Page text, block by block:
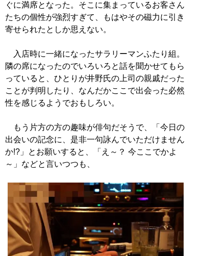
ぐに満席となった。そこに集まっているお客さん
たちの個性が強烈すぎて、もはやその磁力に引き
寄せられたとしか思えない。
入店時に一緒になったサラリーマンふたり組。
隣の席になったのでいろいろと話を聞かせてもら
っていると、ひとりが井野氏の上司の親戚だった
ことが判明したり、なんだかここで出会った必然
性を感じるようでおもしろい。
もう片方の方の趣味が俳句だそうで、「今日の
出会いの記念に、是非一句詠んでいただけません
か!?」とお願いすると、「え～？ 今ここでかよ
～」などと言いつつも、